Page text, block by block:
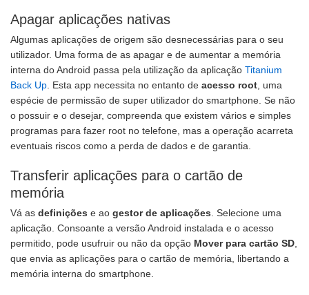
Apagar aplicações nativas
Algumas aplicações de origem são desnecessárias para o seu
utilizador. Uma forma de as apagar e de aumentar a memória
interna do Android passa pela utilização da aplicação Titanium
Back Up . Esta app necessita no entanto de acesso root , uma
espécie de permissão de super utilizador do smartphone. Se não
o possuir e o desejar, compreenda que existem vários e simples
programas para fazer root no telefone, mas a operação acarreta
eventuais riscos como a perda de dados e de garantia.
Transferir aplicações para o cartão de
memória
Vá as definições e ao gestor de aplicações . Selecione uma
aplicação. Consoante a versão Android instalada e o acesso
permitido, pode usufruir ou não da opção Mover para cartão SD
que envia as aplicações para o cartão de memória, libertando a
memória interna do smartphone.